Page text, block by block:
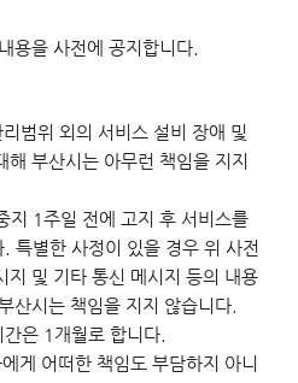
용을 사전에 공지합니다.
범위 외의 서비스 설비 장애 및
부산시는 아무런 책임을 지지
지 1주일 전에 고지 후 서비스를
특별한 사정이 있을 경우 위 사전
지 및 기타 통신 메시지 등의 내용
산시는 책임을 지지 않습니다.
은 1개월로 합니다.
게 어떠한 책임도 부담하지 아니